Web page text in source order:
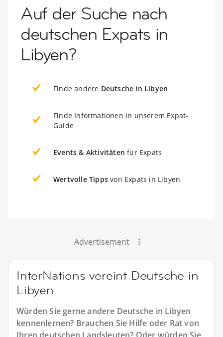
Auf der Suche nach
deutschen Expats in
Libyen?
Finde andere Deutsche in Libyen
Finde Informationen in unserem Expat-
Guide
Events & Aktivitäten für Expats
Wertvolle Tipps von Expats in Libyen
Advertisement
InterNations vereint Deutsche in
Libyen
Würden Sie gerne andere Deutsche in Libyen
kennenlernen? Brauchen Sie Hilfe oder Rat von
Ihren deutschen Landsleuten? Oder würden Sie